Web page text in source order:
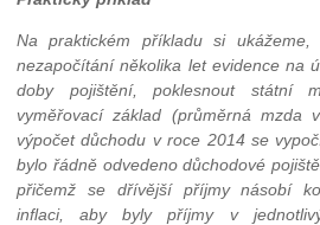
Na praktickém příkladu si
nezapočítání několika let evidence na
doby pojištění, poklesnout státní
vyměřovací základ (průměrná mzda
výpočet důchodu v roce 2014 se
bylo řádně odvedeno důchodové
přičemž se dřívější příjmy násobí
inflaci, aby byly příjmy v